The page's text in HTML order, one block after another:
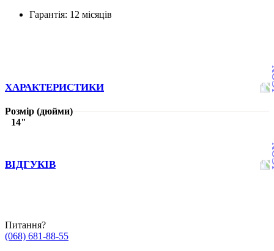
Гарантія: 12 місяців
ХАРАКТЕРИСТИКИ
Розмір (дюйми)
14"
ВІДГУКІВ
Питання?
(068) 681-88-55